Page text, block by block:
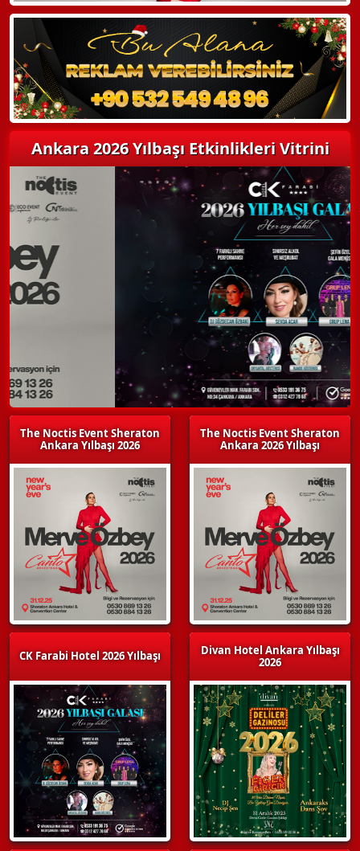
Detaylı Bilgi Alın
Ankara 2026 Yılbaşı Etkinlikleri Vitrini
The Noctis Event Sheraton
Ankara Yılbaşı 2026
CK Farabi Hotel 2026 Yılbaşı
The Noctis Event Sheraton
Ankara 2026 Yılbaşı
Divan Hotel Ankara Yılbaşı
2026